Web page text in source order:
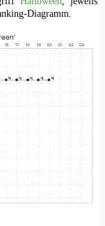
Diagramm.